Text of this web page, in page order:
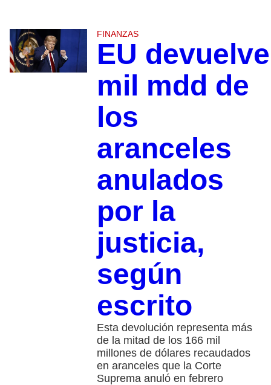
FINANZAS
EU
mil mdd de
los
aranceles
anulados
por la
justicia,
según
escrito
Esta devolución representa más
de la mitad de los 166 mil
millones de dólares recaudados
en aranceles que la Corte
Suprema anuló en febrero